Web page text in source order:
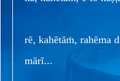
rē, kahētāṁ, rahēma
mārī...